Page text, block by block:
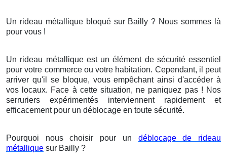
Un rideau métallique bloqué sur Bailly ? Nous sommes là
pour vous !
Un rideau métallique est un élément de sécurité essentiel
pour votre commerce ou votre habitation. Cependant, il peut
arriver qu'il se bloque, vous empêchant ainsi d'accéder à
vos locaux. Face à cette situation, ne paniquez pas ! Nos
serruriers expérimentés interviennent rapidement et
efficacement pour un déblocage en toute sécurité.
Pourquoi nous choisir pour un déblocage de rideau
métallique sur Bailly ?